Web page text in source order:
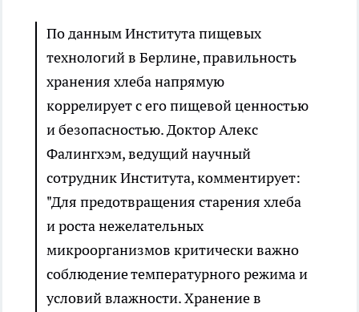
По данным Института пищевых
технологий в Берлине, правильность
хранения хлеба напрямую
коррелирует с его пищевой ценностью
и безопасностью. Доктор Алекс
Фалингхэм, ведущий научный
сотрудник Института, комментирует:
"Для предотвращения старения хлеба
и роста нежелательных
микроорганизмов критически важно
соблюдение температурного режима и
условий влажности. Хранение в